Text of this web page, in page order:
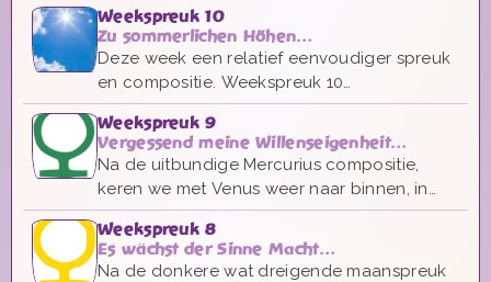
Ook in de bijpassende toonsoort C. We
horen het in de voortschrijdende haast
dreunend neerzetten van elke stap...
Weekspreuk 10
Zu sommerlichen Höhen…
Deze week een relatief eenvoudiger spreuk
en compositie. Weekspreuk 10
componeerde zich als een echte
zonnespreuk, in de klassieke Zonne
toonsoort A. Licht en stralend!
Weekspreuk 9
Vergessend meine Willenseigenheit…
Na de uitbundige Mercurius compositie,
keren we met Venus weer naar binnen, in
een meer ontvangende stemming.
Ingetogen en warm. Een wat dromerig
begin: mijn eigenheid vergetend?
Weekspreuk 8
Es wächst der Sinne Macht…
Na de donkere wat dreigende maanspreuk